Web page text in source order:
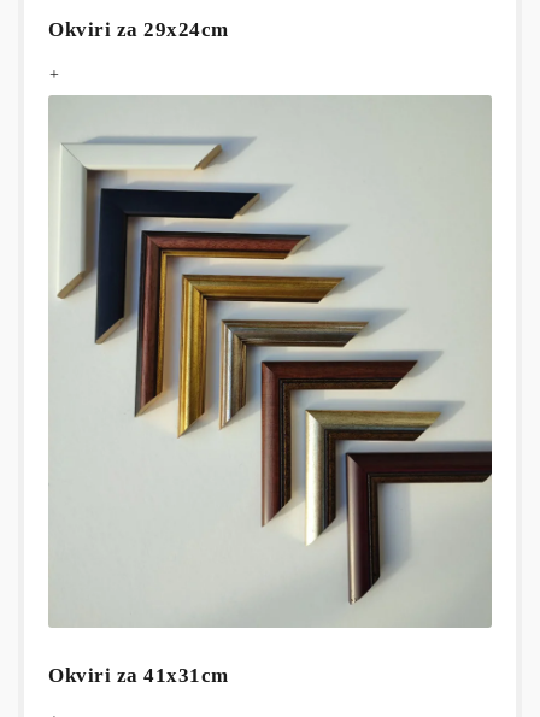
Okviri za 29x24cm
+
Okviri za 41x31cm